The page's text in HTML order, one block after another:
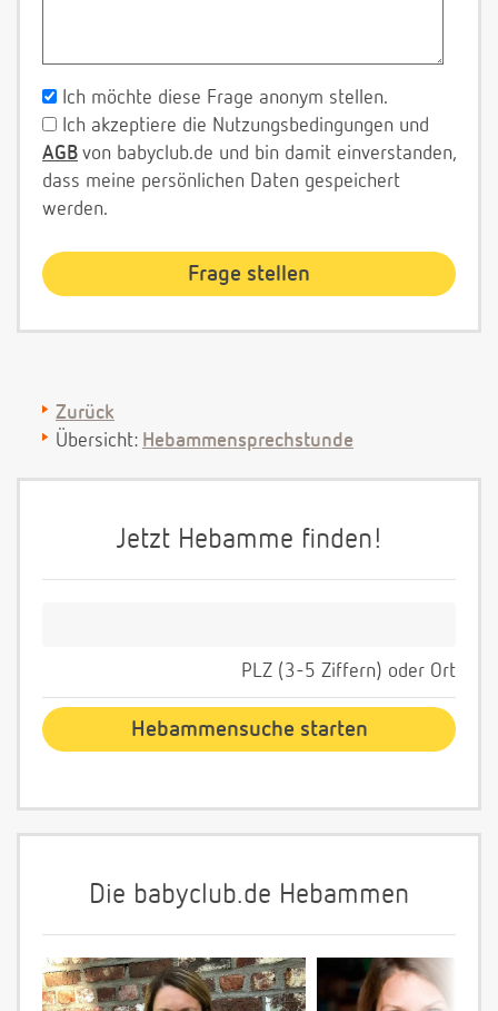
Ich möchte diese Frage anonym stellen.
Ich akzeptiere die Nutzungsbedingungen und
AGB von babyclub.de und bin damit einverstanden,
dass meine persönlichen Daten gespeichert
werden.
Zurück
Übersicht: Hebammensprechstunde
Jetzt Hebamme finden!
PLZ (3-5 Ziffern) oder Ort
Die babyclub.de Hebammen